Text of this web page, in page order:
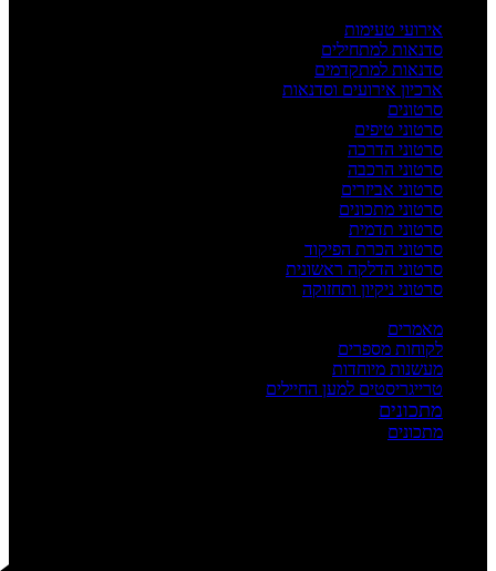
אירועי טעימות
סדנאות למתחילים
סדנאות למתקדמים
ארכיון אירועים וסדנאות
סרטונים
סרטוני טיפים
סרטוני הדרכה
סרטוני הרכבה
סרטוני אביזרים
סרטוני מתכונים
סרטוני תדמית
סרטוני הכרת הפיקוד
סרטוני הדלקה ראשונית
סרטוני ניקיון ותחזוקה
מאמרים
לקוחות מספרים
מעשנות מיוחדות
טרייגריסטים למען החיילים
מתכונים
מתכונים